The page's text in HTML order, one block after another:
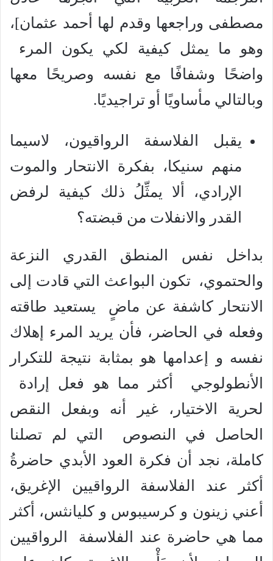
مصطفى وراجعها وقدم لها أحمد عثمان]،
وهو ما يمثل كيفية لكي يكون المرء
واضحًا وشفافًا مع نفسه وصريحًا معها
وبالتالي مأساويًا أو تراجيديًا.
يقبل الفلاسفة الرواقيون، لاسيما
منهم سنيكا، بفكرة الانتحار والموت
الإرادي، ألا يمثِّلُ ذلك كيفية لرفض
القدر والانفلات من قبضته؟
بداخل نفس المنطق القدري النزعة
والحتموي، تكون البواعث التي قادت إلى
الانتحار كاشفة عن ماضٍ يستعيد طاقته
وفعله في الحاضر، فأن يريد المرء إهلاك
نفسه و إعدامها هو بمثابة نتيجة للتكرار
الأنطولوجي أكثر مما هو فعل إرادة
لحرية الاختيار، غير أنه وبفعل النقص
الحاصل في النصوص التي لم تصلنا
كاملة، نجد أن فكرة العود الأبدي حاضرةُ
أكثر عند الفلاسفة الرواقيين الإغريق،
أعني زينون و كرسيبوس و كليانثس، أكثر
مما هي حاضرة عند الفلاسفة الرواقيين